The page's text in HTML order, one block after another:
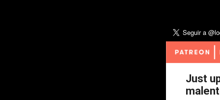
Just